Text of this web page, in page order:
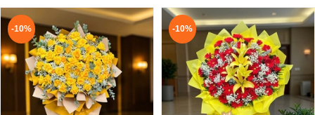
-10% -10%